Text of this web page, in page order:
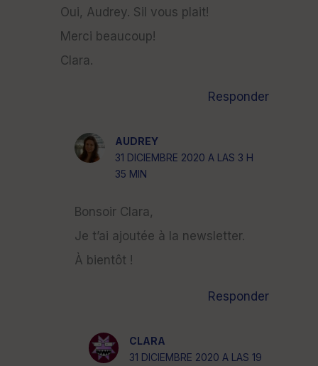
Oui, Audrey. Sil vous plait!
Merci beaucoup!
Clara.
Responder
AUDREY
31 DICIEMBRE 2020 A LAS 3 H
35 MIN
Bonsoir Clara,
Je t’ai ajoutée à la newsletter.
À bientôt !
Responder
CLARA
31 DICIEMBRE 2020 A LAS 19